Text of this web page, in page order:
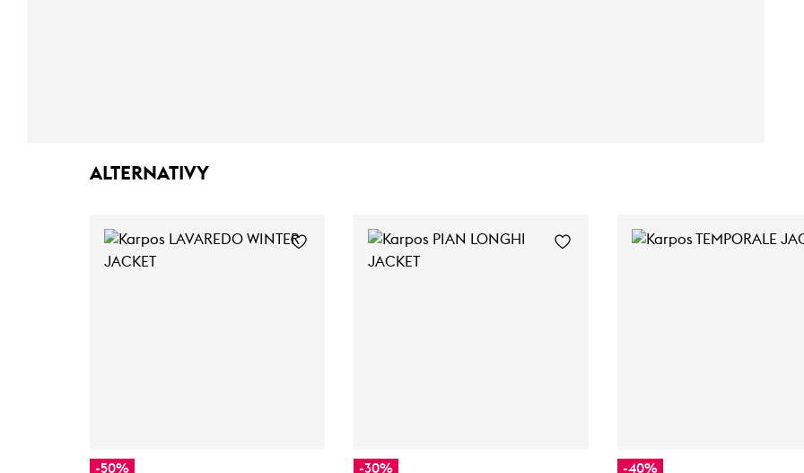
ALTERNATIVY
-50% -30% -40%